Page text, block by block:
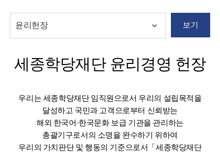
보기
세종학당재단 윤리경영 헌장
우리는 세종학당재단 임직원으로서 우리의 설립목적을
달성하고 국민과 고객으로부터 신뢰받는
해외 한국어·한국문화 보급 기관을 관리하는
총괄기구로서의 소명을 완수하기 위하여
우리의 가치판단 및 행동의 기준으로서「세종학당재단